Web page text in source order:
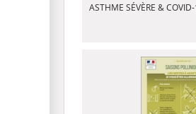
ASTHME SÉVÈRE &